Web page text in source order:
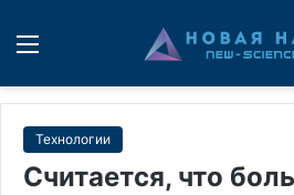
Технологии
Считается, что